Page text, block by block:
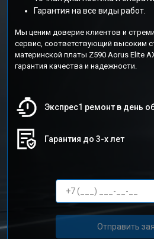
Гарантия на все виды работ.
Мы ценим доверие клиентов и
сервис, соответствующий высоким
материнской платы Z590 Aorus Elite
гарантия качества и надежности.
Экспрес1 ремонт в день
Гарантия до 3-х лет
Отправить